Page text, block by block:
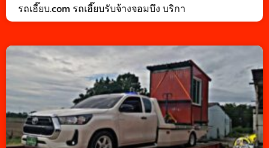
รถเฮี๊ยบ.com รถเฮี๊ยบรับจ้างจอมบึง บริกา